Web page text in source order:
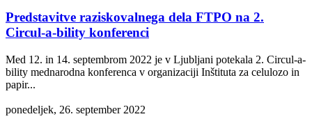
Predstavitve raziskovalnega dela FTPO na 2.
Circul-a-bility konferenci
Med 12. in 14. septembrom 2022 je v Ljubljani potekala 2. Circul-a-
bility mednarodna konferenca v organizaciji Inštituta za celulozo in
papir...
ponedeljek, 26. september 2022